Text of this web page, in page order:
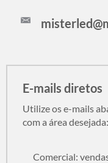
E-mails diretos
Utilize os e-mails
com a área desejada:
Comercial: